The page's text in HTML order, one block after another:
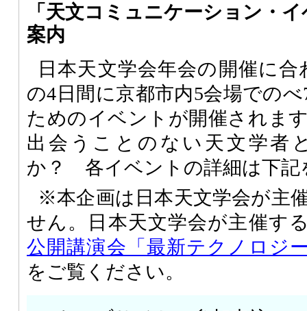
「天文コミュニケーション・
案内
日本天文学会年会の開催に合
の4日間に京都市内5会場での
ためのイベントが開催されま
出会うことのない天文学者
か？ 各イベントの詳細は下記
※本企画は日本天文学会が主
せん。日本天文学会が主催す
公開講演会「最新テクノロジ
をご覧ください。